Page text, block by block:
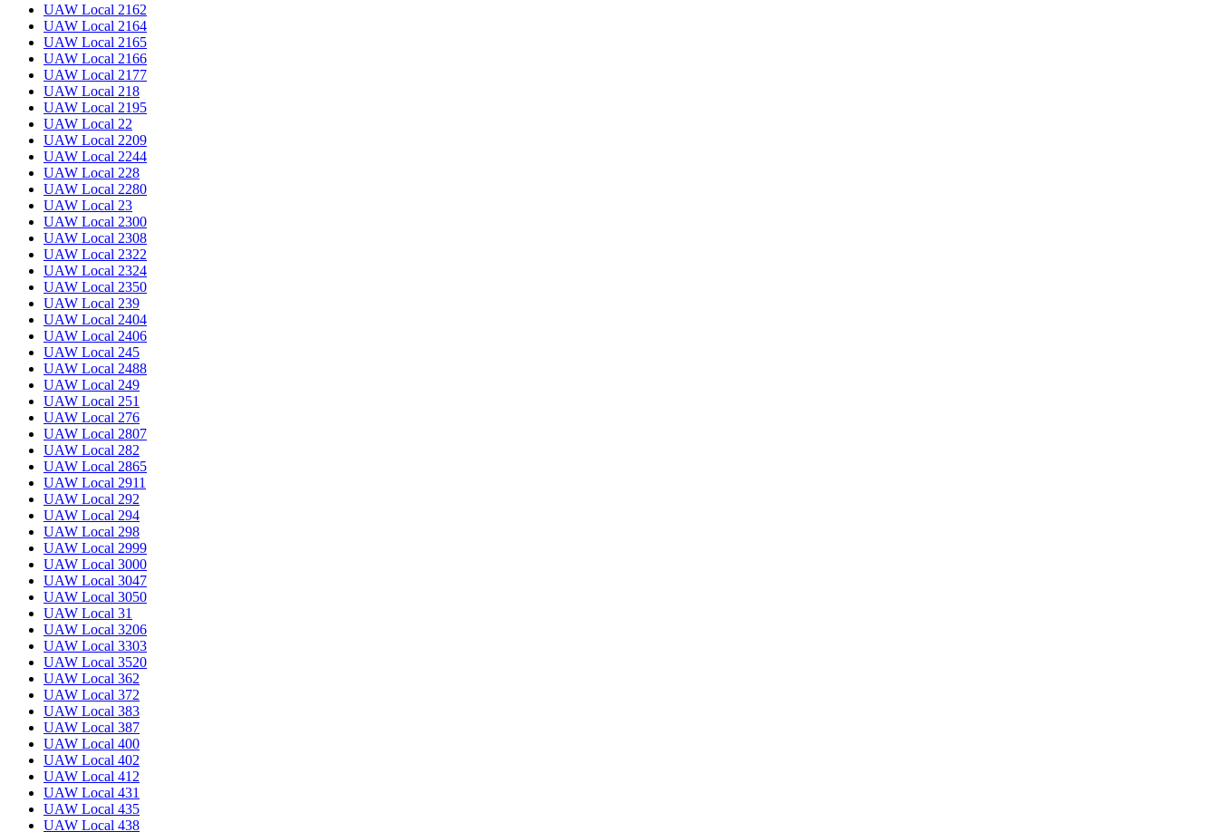
UAW Local 2162
UAW Local 2164
UAW Local 2165
UAW Local 2166
UAW Local 2177
UAW Local 218
UAW Local 2195
UAW Local 22
UAW Local 2209
UAW Local 2244
UAW Local 228
UAW Local 2280
UAW Local 23
UAW Local 2300
UAW Local 2308
UAW Local 2322
UAW Local 2324
UAW Local 2350
UAW Local 239
UAW Local 2404
UAW Local 2406
UAW Local 245
UAW Local 2488
UAW Local 249
UAW Local 251
UAW Local 276
UAW Local 2807
UAW Local 282
UAW Local 2865
UAW Local 2911
UAW Local 292
UAW Local 294
UAW Local 298
UAW Local 2999
UAW Local 3000
UAW Local 3047
UAW Local 3050
UAW Local 31
UAW Local 3206
UAW Local 3303
UAW Local 3520
UAW Local 362
UAW Local 372
UAW Local 383
UAW Local 387
UAW Local 400
UAW Local 402
UAW Local 412
UAW Local 431
UAW Local 435
UAW Local 438